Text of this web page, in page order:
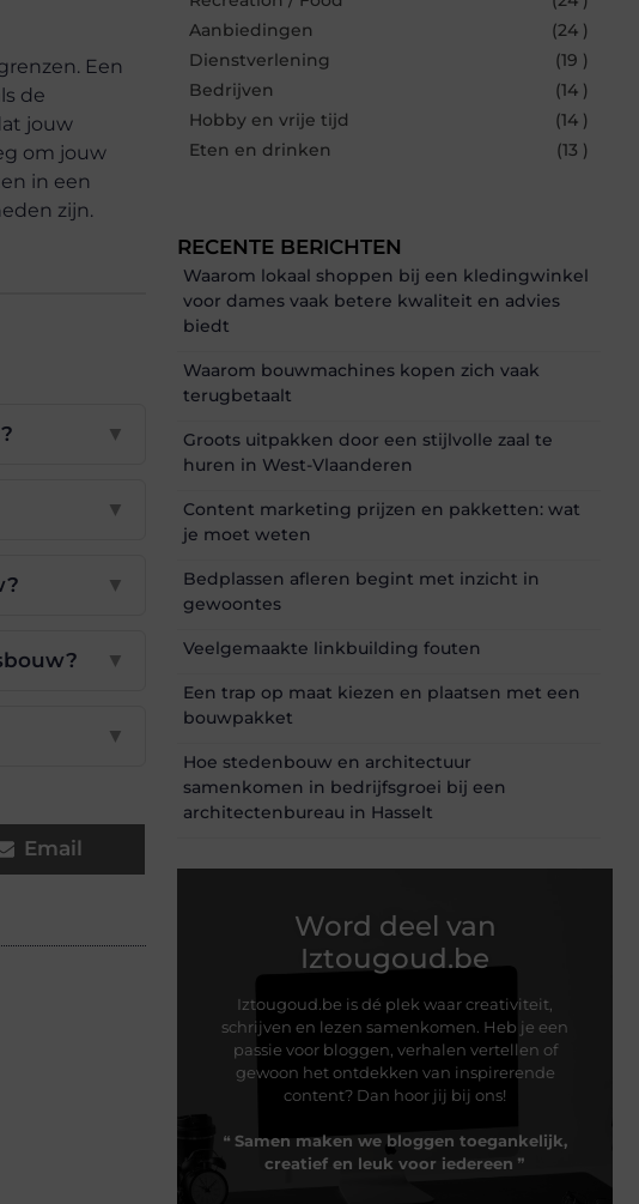
Een
de
jouw
om jouw
in een
zijn.
▼
▼
▼
▼
▼
Email
Aanbiedingen
(24 )
Dienstverlening
(19 )
Bedrijven
(14 )
Hobby en vrije tijd
(14 )
Eten en drinken
(13 )
RECENTE BERICHTEN
Waarom lokaal shoppen bij een kledingwinkel
voor dames vaak betere kwaliteit en advies
biedt
Waarom bouwmachines kopen zich vaak
terugbetaalt
Groots uitpakken door een stijlvolle zaal te
huren in West-Vlaanderen
Content marketing prijzen en pakketten: wat
je moet weten
Bedplassen afleren begint met inzicht in
gewoontes
Veelgemaakte linkbuilding fouten
Een trap op maat kiezen en plaatsen met een
bouwpakket
Hoe stedenbouw en architectuur
samenkomen in bedrijfsgroei bij een
architectenbureau in Hasselt
Word deel van
Iztougoud.be
Iztougoud.be is dé plek waar creativiteit,
schrijven en lezen samenkomen. Heb je een
passie voor bloggen, verhalen vertellen of
gewoon het ontdekken van inspirerende
content? Dan hoor jij bij ons!
❝ Samen maken we bloggen toegankelijk,
creatief en leuk voor iedereen ❞